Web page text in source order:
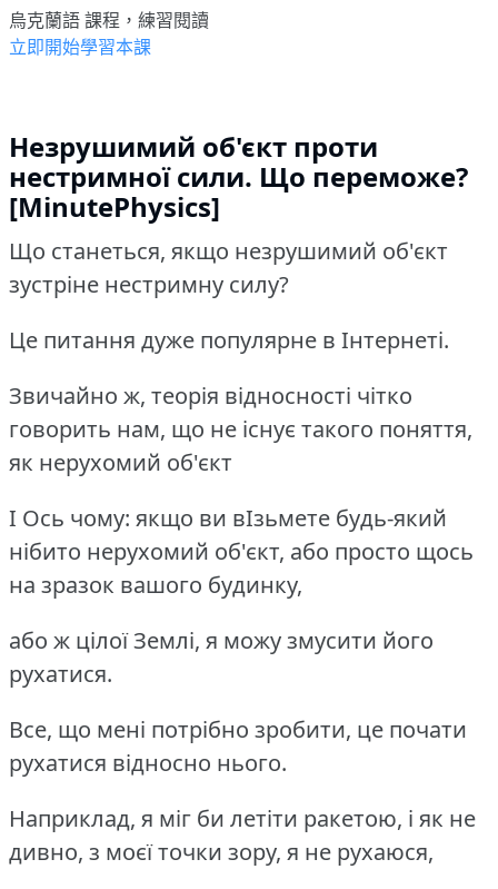
烏克蘭語 課程，練習閱讀
立即開始學習本課
Незрушимий об'єкт проти
нестримної сили. Що переможе?
[MinutePhysics]
Що станеться, якщо незрушимий об'єкт
зустріне нестримну силу?
Це питання дуже популярне в Інтернеті.
Звичайно ж, теорія відносності чітко
говорить нам, що не існує такого поняття,
як нерухомий об'єкт
І Ось чому: якщо ви вІзьмете будь-який
нібито нерухомий об'єкт, або просто щось
на зразок вашого будинку,
або ж цілої Землі, я можу змусити його
рухатися.
Все, що мені потрібно зробити, це почати
рухатися відносно нього.
Наприклад, я міг би летіти ракетою, і як не
дивно, з моєї точки зору, я не рухаюся,